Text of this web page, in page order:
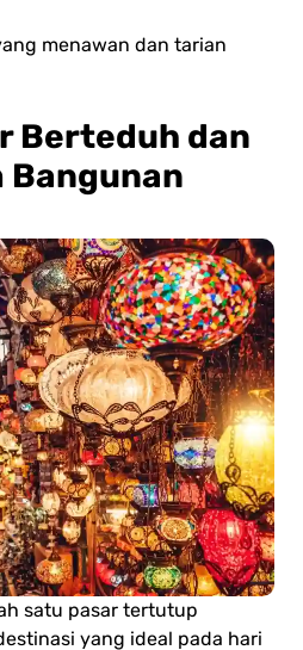
menawan dan tarian
Berteduh dan
Bangunan
satu pasar tertutup
yang ideal pada hari